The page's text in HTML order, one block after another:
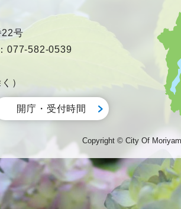
号
077-582-0539
）
開庁・受付時間
Copyright © City Of